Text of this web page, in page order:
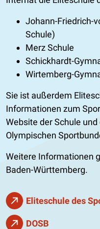
Johann-Friedrich-
Schule)
Merz Schule
Schickhardt-
Wirtemberg-
Sie ist außerdem
Informationen zum
Website der Schule
Olympischen
Weitere Informationen
Baden-Württemberg.
Eliteschule des
DOSB